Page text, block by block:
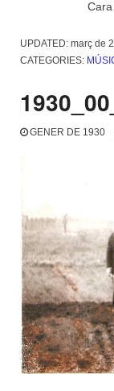
UPDATED: març de
CATEGORIES:
GENER DE 1930